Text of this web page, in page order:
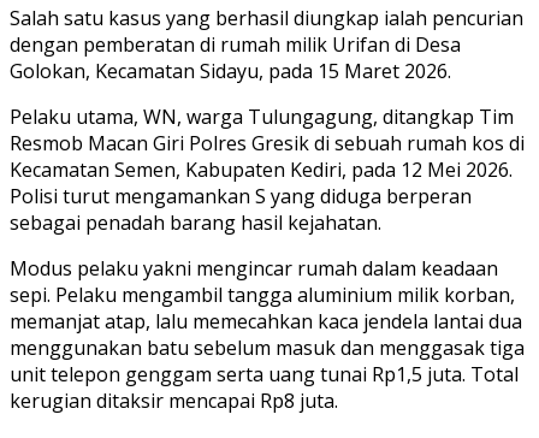
Salah satu kasus yang berhasil diungkap ialah pencurian
dengan pemberatan di rumah milik Urifan di Desa
Golokan, Kecamatan Sidayu, pada 15 Maret 2026.
Pelaku utama, WN, warga Tulungagung, ditangkap Tim
Resmob Macan Giri Polres Gresik di sebuah rumah kos di
Kecamatan Semen, Kabupaten Kediri, pada 12 Mei 2026.
Polisi turut mengamankan S yang diduga berperan
sebagai penadah barang hasil kejahatan.
Modus pelaku yakni mengincar rumah dalam keadaan
sepi. Pelaku mengambil tangga aluminium milik korban,
memanjat atap, lalu memecahkan kaca jendela lantai dua
menggunakan batu sebelum masuk dan menggasak tiga
unit telepon genggam serta uang tunai Rp1,5 juta. Total
kerugian ditaksir mencapai Rp8 juta.